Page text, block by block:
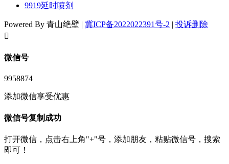
9919延时喷剂
Powered By 青山绝壁 | 冀ICP备2022022391号-2 | 投诉删除
󦘖
微信号
9958874
添加微信享受优惠
微信号复制成功
打开微信，点击右上角"+"号，添加朋友，粘贴微信号，搜索
即可！